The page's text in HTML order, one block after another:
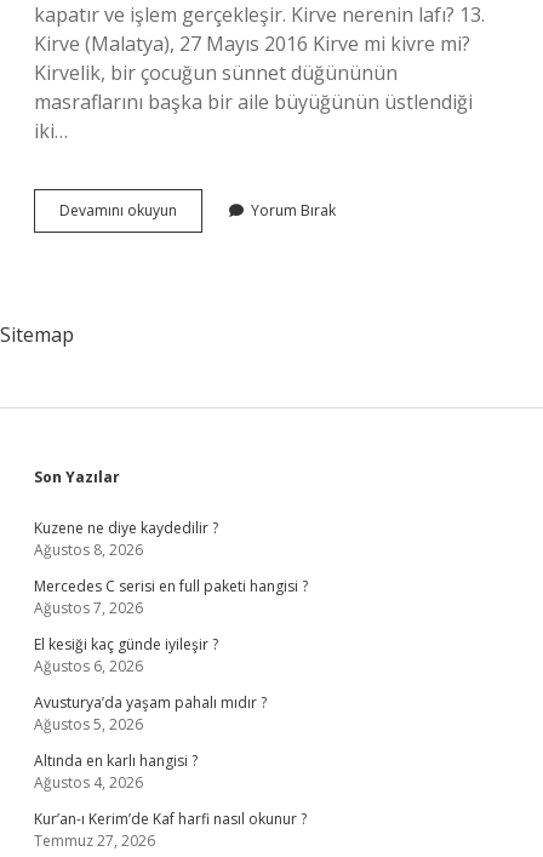
kapatır ve işlem gerçekleşir. Kirve nerenin lafı? 13.
Kirve (Malatya), 27 Mayıs 2016 Kirve mi kivre mi?
Kirvelik, bir çocuğun sünnet düğününün
masraflarını başka bir aile büyüğünün üstlendiği
iki…
Devamını okuyun
Hangi
Yorum Bırak
Sitemap
Sidebar
Son Yazılar
Kuzene ne diye kaydedilir ?
Ağustos 8, 2026
Mercedes C serisi en full paketi hangisi ?
Ağustos 7, 2026
El kesiği kaç günde iyileşir ?
Ağustos 6, 2026
Avusturya’da yaşam pahalı mıdır ?
Ağustos 5, 2026
Altında en karlı hangisi ?
Ağustos 4, 2026
Kur’an-ı Kerim’de Kaf harfi nasıl okunur ?
Temmuz 27, 2026